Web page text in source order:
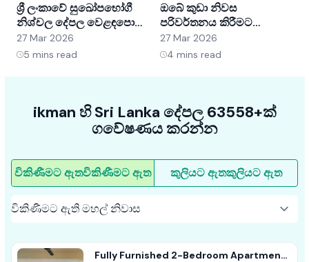
ශ්‍රී ලංකාවේ සුඛෝපභෝගී
නිශ්චල දේපල වෙළඳපොළ
අවබෝධ කර ගැනීම:
අවස්ථා සහ ප්‍රවණතා
27 Mar 2026
5 mins read
ඔබේ කුඩා නිවස
පරිවර්තනය කිරීමට
අභ්‍යන්තර සැලසුම් හක්ක
5ක්
27 Mar 2026
4 mins read
ikman හි Sri Lanka දේපල 63558+ක්
ගවේෂණය කරන්න
විකිණීමට ඇතවිකිණීමට ඇත කුලියට ඇතකුලියට ඇත
Fully Furnished 2-Bedroom Apartment